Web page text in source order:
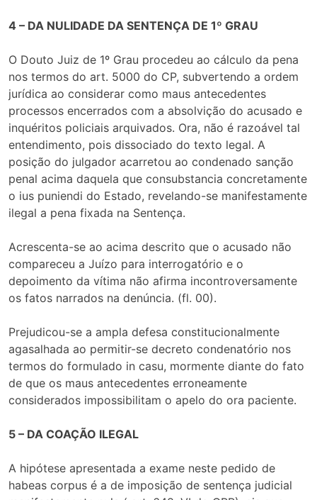
4 – DA NULIDADE DA SENTENÇA DE 1º GRAU
O Douto Juiz de 1º Grau procedeu ao cálculo da pena
nos termos do art. 5000 do CP, subvertendo a ordem
jurídica ao considerar como maus antecedentes
processos encerrados com a absolvição do acusado e
inquéritos policiais arquivados. Ora, não é razoável tal
entendimento, pois dissociado do texto legal. A
posição do julgador acarretou ao condenado sanção
penal acima daquela que consubstancia concretamente
o ius puniendi do Estado, revelando-se manifestamente
ilegal a pena fixada na Sentença.
Acrescenta-se ao acima descrito que o acusado não
compareceu a Juízo para interrogatório e o
depoimento da vítima não afirma incontroversamente
os fatos narrados na denúncia. (fl. 00).
Prejudicou-se a ampla defesa constitucionalmente
agasalhada ao permitir-se decreto condenatório nos
termos do formulado in casu, mormente diante do fato
de que os maus antecedentes erroneamente
considerados impossibilitam o apelo do ora paciente.
5 – DA COAÇÃO ILEGAL
A hipótese apresentada a exame neste pedido de
habeas corpus é a de imposição de sentença judicial